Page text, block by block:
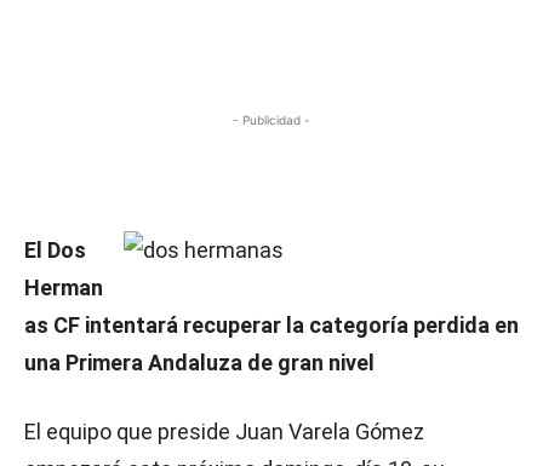
- Publicidad -
El Dos
Herman
as CF intentará recuperar la categoría perdida en
una Primera Andaluza de gran nivel
El equipo que preside Juan Varela Gómez